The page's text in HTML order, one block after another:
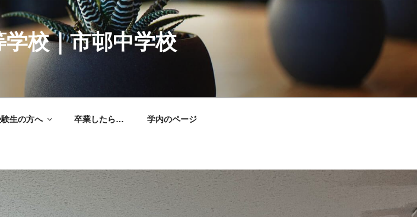
校｜市邨中学校
生の方へ 卒業したら… 学内のページ